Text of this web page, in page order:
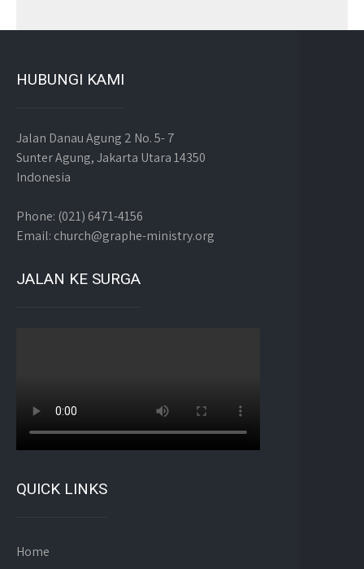
HUBUNGI KAMI
Jalan Danau Agung 2 No. 5- 7
Sunter Agung, Jakarta Utara 14350
Indonesia
Phone: (021) 6471-4156
Email: church@graphe-ministry.org
JALAN KE SURGA
QUICK LINKS
Home